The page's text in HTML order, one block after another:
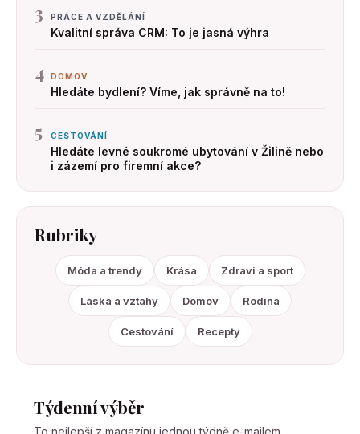
3 PRÁCE A VZDĚLÁNÍ
Kvalitní správa CRM: To je jasná výhra
4 DOMOV
Hledáte bydlení? Víme, jak správně na to!
5 CESTOVÁNÍ
Hledáte levné soukromé ubytování v Žilině nebo
i zázemí pro firemní akce?
Rubriky
Móda a trendy Krása Zdravi a sport
Láska a vztahy Domov Rodina
Cestování Recepty
Týdenní výběr